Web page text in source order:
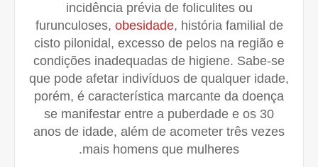
incidência prévia de foliculites ou
furunculoses, obesidade, história familial de
cisto pilonidal, excesso de pelos na região e
condições inadequadas de higiene. Sabe-se
que pode afetar indivíduos de qualquer idade,
porém, é característica marcante da doença
se manifestar entre a puberdade e os 30
anos de idade, além de acometer três vezes
mais homens que mulheres.